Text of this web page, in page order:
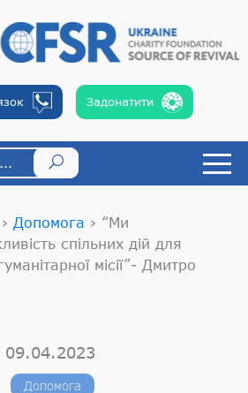
Задонатити
› Допомога › “Ми
спільних дій для
місії”- Дмитро
09.04.2023
Допомога